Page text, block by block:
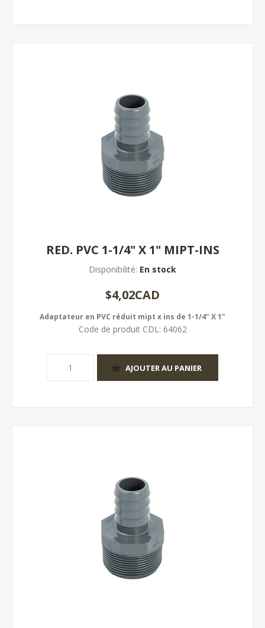
RED. PVC 1-1/4" X 1" MIPT-INS
Disponibilité: En stock
$4,02CAD
Adaptateur en PVC réduit mipt x ins de 1-1/4" X 1"
Code de produit CDL: 64062